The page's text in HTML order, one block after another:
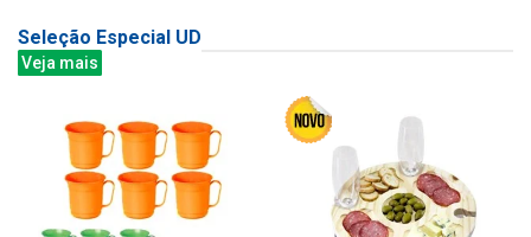
Seleção Especial UD
Veja mais